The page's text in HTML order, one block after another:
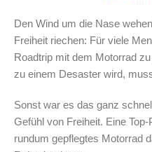
Den Wind um die Nase
Freiheit riechen: Für viele
Roadtrip mit dem Motorrad
zu einem Desaster wird,
Sonst war es das ganz
Gefühl von Freiheit. Eine
rundum gepflegtes Motorrad